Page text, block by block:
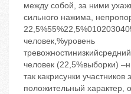
между собой, за ними
сильного нажима,
человек,%уровень
человек (22,5%выборки)
так какрисунки
положительный характер,